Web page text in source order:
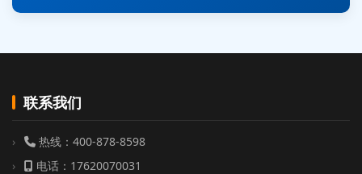
杨经理 187****6696 30分钟前提交无人机测试需求
联系我们
热线：400-878-8598
电话：17620070031